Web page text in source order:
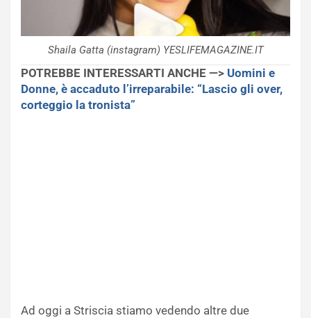
Shaila Gatta (instagram) YESLIFEMAGAZINE.IT
POTREBBE INTERESSARTI ANCHE —> Uomini e
Donne, è accaduto l’irreparabile: “Lascio gli over,
corteggio la tronista”
Ad oggi a Striscia stiamo vedendo altre due